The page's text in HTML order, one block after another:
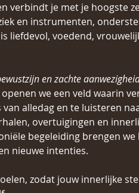
verbindt je met je hoogste
en instrumenten,
liefdevol, voedend,
en zachte
openen we een veld waarin
alledag en te luisteren
overtuigingen en
begeleiding brengen
nieuwe intenties.
zodat jouw innerlijke